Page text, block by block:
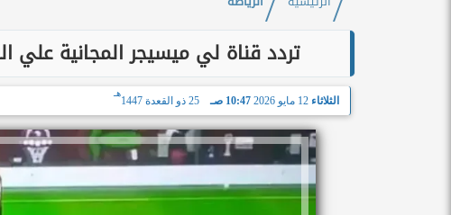
تردد قناة لي ميسيجر المجانية علي النايل سات 2026 بأعلى
الثلاثاء 12 مايو 2026 10:47 صـ 25 ذو القعدة 1447
هـ